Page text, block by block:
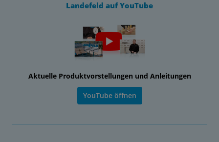
Landefeld auf YouTube
Aktuelle Produktvorstellungen und Anleitungen
YouTube öffnen